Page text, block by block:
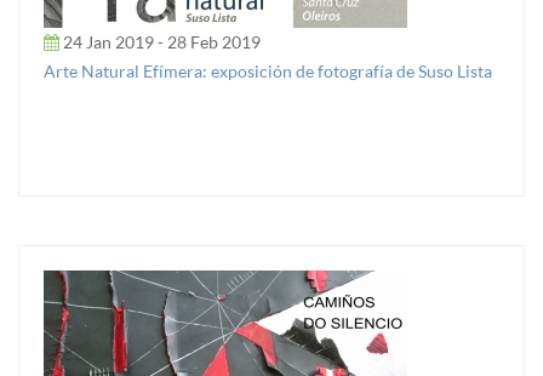
24 Jan 2019 - 28 Feb 2019
Arte Natural Efímera: exposición de fotografía de Suso Lista